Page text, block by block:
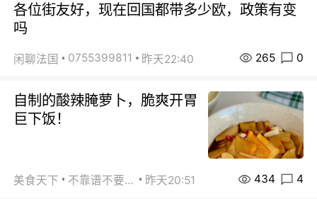
各位街友好，现在回国都带多少欧，政策有变
吗
闲聊法国 0755399811 昨天22:40 265 0
自制的酸辣腌萝卜，脆爽开胃
巨下饭！
美食天下 不靠谱不要联系 昨天20:51 434 4